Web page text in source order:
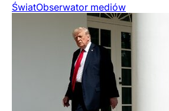
ŚwiatObserwator mediów